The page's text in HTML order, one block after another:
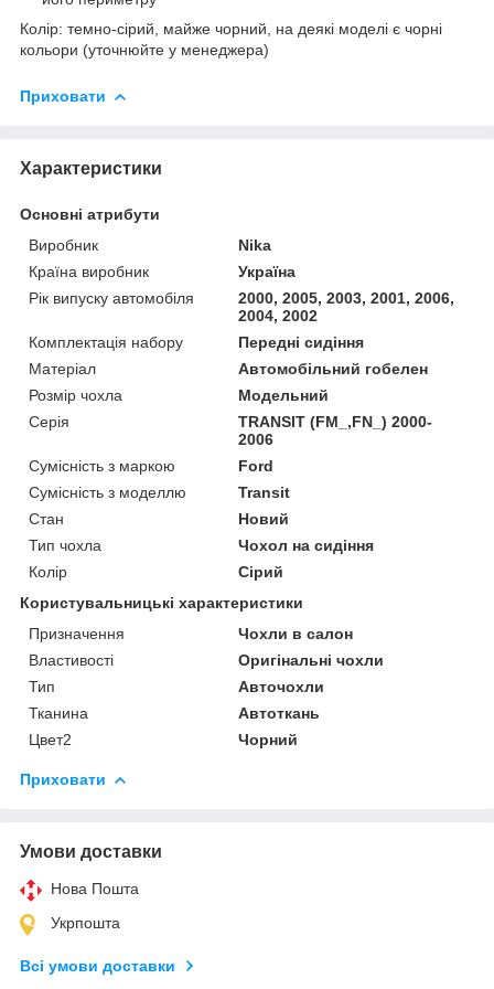
Колір: темно-сірий, майже чорний, на деякі моделі є чорні
кольори (уточнюйте у менеджера)
Приховати
Характеристики
Основні атрибути
Виробник
Nika
Країна виробник
Україна
Рік випуску автомобіля
2000, 2005, 2003, 2001, 2006,
2004, 2002
Комплектація набору
Передні сидіння
Матеріал
Автомобільний гобелен
Розмір чохла
Модельний
Серія
TRANSIT (FM_,FN_) 2000-
2006
Сумісність з маркою
Ford
Сумісність з моделлю
Transit
Стан
Новий
Тип чохла
Чохол на сидіння
Колір
Сірий
Користувальницькі характеристики
Призначення
Чохли в салон
Властивості
Оригінальні чохли
Тип
Авточохли
Тканина
Автоткань
Цвет2
Чорний
Приховати
Умови доставки
Нова Пошта
Укрпошта
Всі умови доставки